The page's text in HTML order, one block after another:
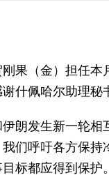
果（金）担任
什佩哈尔助理
朗发生新一轮
们呼吁各方保
标都应得到保护。